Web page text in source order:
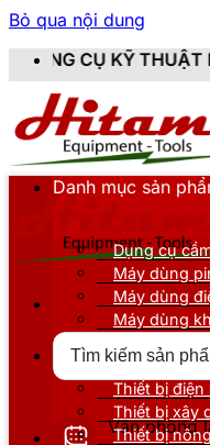
Bỏ qua nội dung
HITAMI - CUNG
Văn phòng
Danh mục sản
Dụng cụ
Máy dùng
Máy dùng
Máy dùng
Thiết bị
Thiết bị điện
Thiết bị xây
Thiết bị